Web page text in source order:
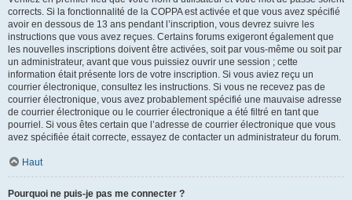
corrects. Si la fonctionnalité de la COPPA est activée et que vous avez spécifié
avoir en dessous de 13 ans pendant l’inscription, vous devrez suivre les
instructions que vous avez reçues. Certains forums exigeront également que
les nouvelles inscriptions doivent être activées, soit par vous-même ou soit par
un administrateur, avant que vous puissiez ouvrir une session ; cette
information était présente lors de votre inscription. Si vous aviez reçu un
courrier électronique, consultez les instructions. Si vous ne recevez pas de
courrier électronique, vous avez probablement spécifié une mauvaise adresse
de courrier électronique ou le courrier électronique a été filtré en tant que
pourriel. Si vous êtes certain que l’adresse de courrier électronique que vous
avez spécifiée était correcte, essayez de contacter un administrateur du forum.
Haut
Pourquoi ne puis-je pas me connecter ?